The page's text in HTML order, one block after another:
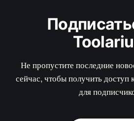
Не пропустите последние
сейчас, чтобы получить доступ
для